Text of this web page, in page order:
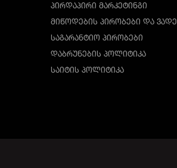
ᲞᲘᲠᲓᲐᲞᲘᲠᲘ ᲛᲐᲠᲙᲔᲢᲘᲜᲒᲘ
ᲛᲘᲬᲝᲓᲔᲑᲘᲡ ᲞᲘᲠᲝᲑᲔᲑᲘ ᲓᲐ
ᲡᲐᲒᲐᲠᲐᲜᲢᲘᲝ ᲞᲘᲠᲝᲑᲔᲑᲘ
ᲓᲐᲑᲠᲣᲜᲔᲑᲘᲡ ᲞᲝᲚᲘᲢᲘᲙᲐ
ᲡᲐᲘᲢᲘᲡ ᲞᲝᲚᲘᲢᲘᲙᲐ